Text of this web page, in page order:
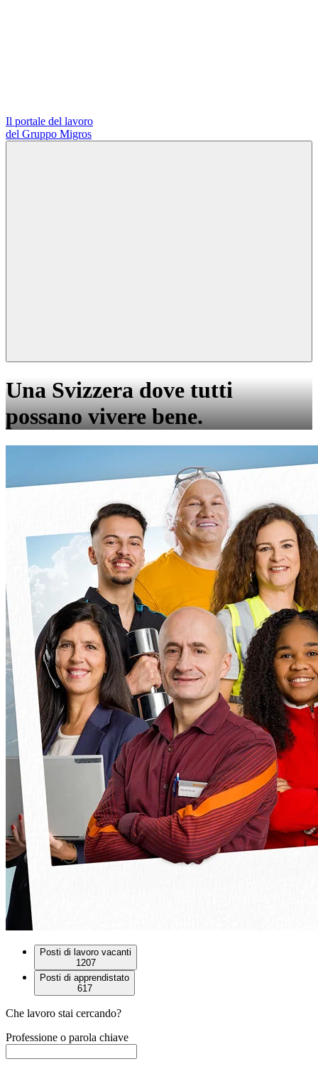
Il portale del lavoro
del Gruppo Migros
Una Svizzera dove tutti
possano vivere bene.
Posti di lavoro vacanti
1207
Posti di apprendistato
617
Che lavoro stai cercando?
Professione o parola chiave